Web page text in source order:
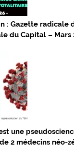
: Gazette radicale
du Capital – Mars
une
2 médecins néo-